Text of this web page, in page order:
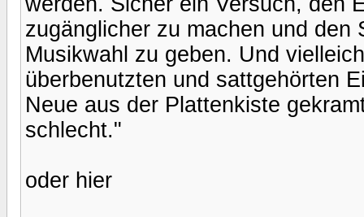
zugänglicher zu machen und den
Musikwahl zu geben. Und
überbenutzten und sattgehörten
Neue aus der Plattenkiste
schlecht."
oder hier